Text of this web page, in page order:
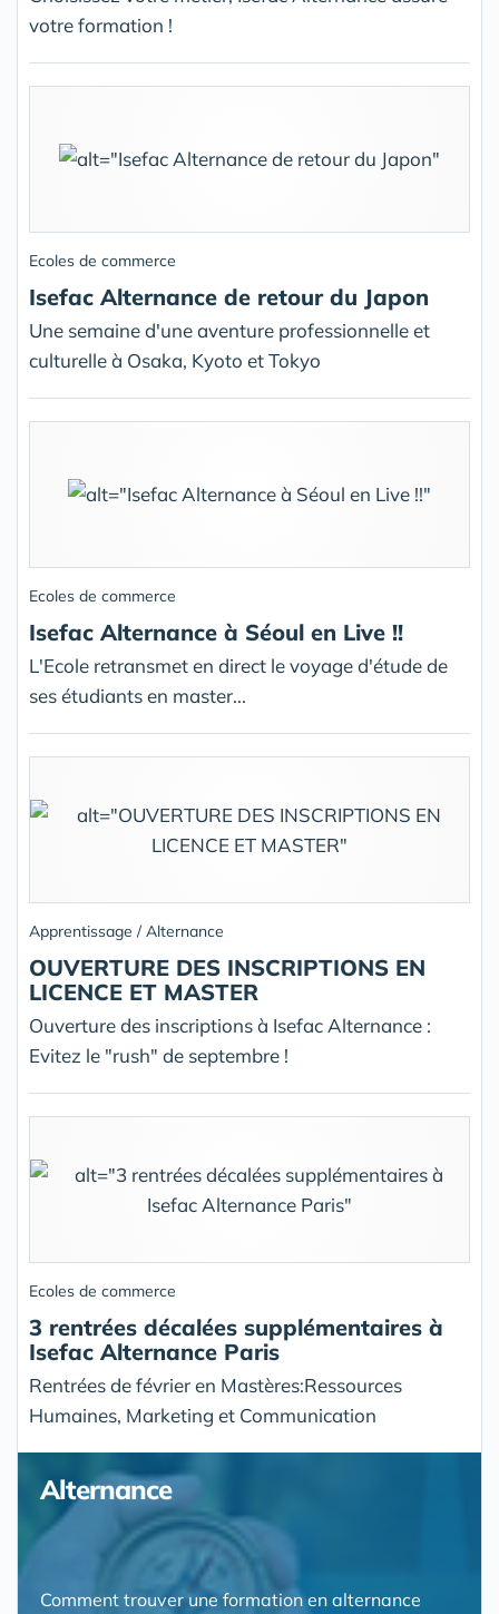
votre formation !
Ecoles de commerce
Isefac Alternance de retour du Japon
Une semaine d'une aventure professionnelle et
culturelle à Osaka, Kyoto et Tokyo
Ecoles de commerce
Isefac Alternance à Séoul en Live !!
L'Ecole retransmet en direct le voyage d'étude de
ses étudiants en master...
Apprentissage / Alternance
OUVERTURE DES INSCRIPTIONS EN
LICENCE ET MASTER
Ouverture des inscriptions à Isefac Alternance :
Evitez le "rush" de septembre !
Ecoles de commerce
3 rentrées décalées supplémentaires à
Isefac Alternance Paris
Rentrées de février en Mastères:Ressources
Humaines, Marketing et Communication
Alternance
Comment trouver une formation en alternance